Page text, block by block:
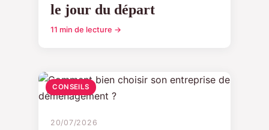
le jour du départ
11 min de lecture →
CONSEILS
20/07/2026